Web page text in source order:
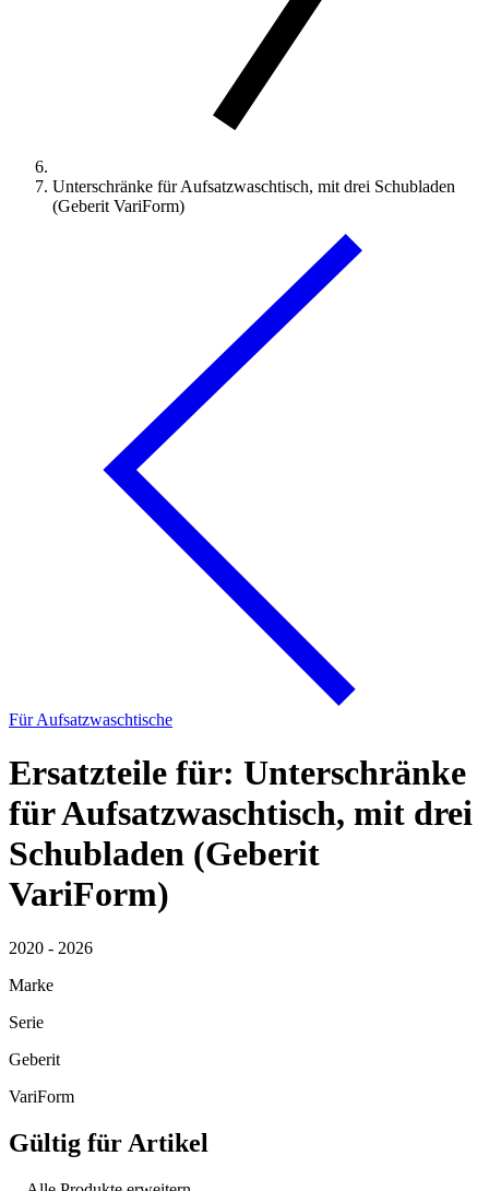
Unterschränke für Aufsatzwaschtisch, mit drei Schubladen
(Geberit VariForm)
Für Aufsatzwaschtische
Ersatzteile für: Unterschränke
für Aufsatzwaschtisch, mit drei
Schubladen (Geberit
VariForm)
2020 - 2026
Marke
Serie
Geberit
VariForm
Gültig für Artikel